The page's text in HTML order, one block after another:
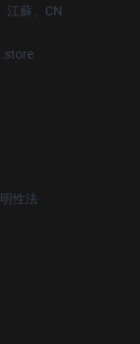
江蘇、CN
性法